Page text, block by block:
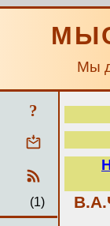
Мы
?
(1)